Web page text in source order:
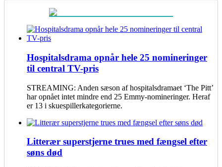
Hospitalsdrama opnår hele 25 nomineringer
til central TV-pris
STREAMING: Anden sæson af hospitalsdramaet ‘The Pitt’
har opnået intet mindre end 25 Emmy-nomineringer. Heraf
er 13 i skuespillerkategorierne.
Litterær superstjerne trues med fængsel efter
søns død